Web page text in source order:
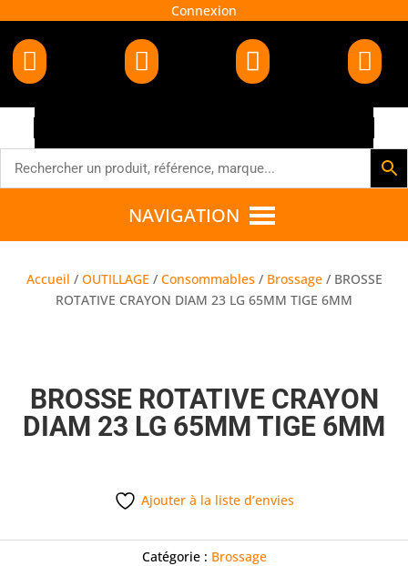
Connexion
   
NAVIGATION
Accueil / OUTILLAGE / Consommables/ Brossage/ BROSSE
ROTATIVE CRAYON DIAM 23 LG 65MM TIGE 6MM
BROSSE ROTATIVE CRAYON
DIAM 23 LG 65MM TIGE 6MM
Ajouter à la liste d’envies
Catégorie : Brossage